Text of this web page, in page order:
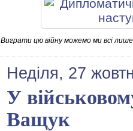
Виграти цю війну можемо ми всі
Неділя, 27
У
Ващук